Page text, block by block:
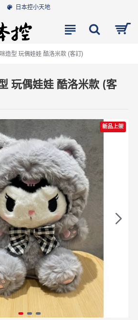
日本控小天地
造型 玩偶娃娃 酷洛米款 (客訂)
玩偶娃娃 酷洛米款 (客
新品上架